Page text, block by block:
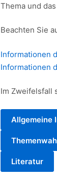
Thema und
Beachten Sie
Informationen
Informationen
Im Zweifelsfall
Allgemeine
Literatur